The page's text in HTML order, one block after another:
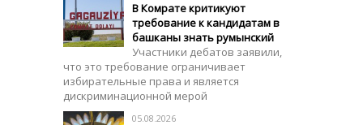
В Комрате критикуют
требование к кандидатам в
башканы знать румынский
Участники дебатов заявили,
что это требование ограничивает
избирательные права и является
дискриминационной мерой
05.08.2026